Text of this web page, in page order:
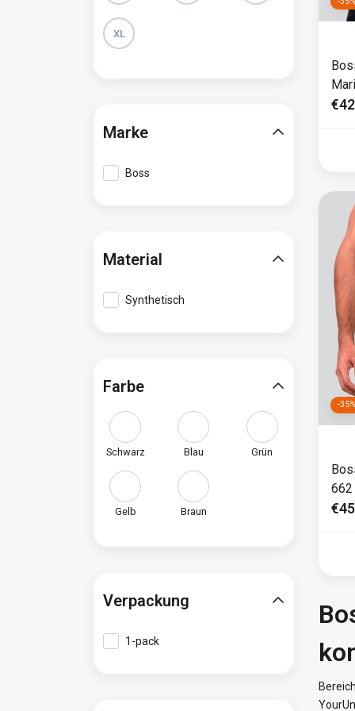
-
662
XL
Marke
Boss
Material
Synthetisch
Farbe
Schwarz Blau Grün
Gelb Braun
Verpackung
1-pack